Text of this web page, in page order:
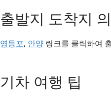
출발지 도착지
영등포, 안양 링크를 클릭하여
기차 여행 팁